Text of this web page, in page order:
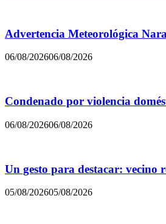
Advertencia Meteorológica
06/08/202606/08/2026
Condenado por violencia
06/08/202606/08/2026
Un gesto para destacar: vecino
05/08/202605/08/2026